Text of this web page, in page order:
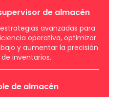
de almacén
avanzadas para
operativa, optimizar
y aumentar la precisión
inventarios.
de almacén